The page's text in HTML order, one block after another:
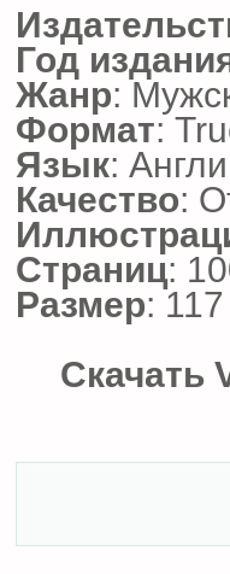
Год
Жанр:
Формат:
Язык:
Качество:
Страниц:
Размер:
Скачать